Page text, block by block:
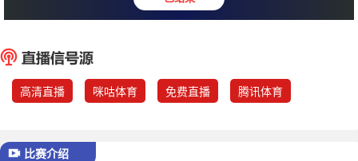
伊蒂哈德卡尔巴 : 迪拜青
高清直播 咪咕体育 免费直播 腾讯体育
比赛介绍